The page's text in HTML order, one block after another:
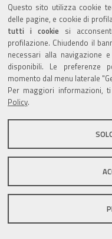
Questo sito utilizza cookie
delle pagine, e cookie di
tutti i cookiesi
profilazione. Chiudendo il
necessari alla navigazione
disponibili. Le preferenze
momento dal menu laterale
Per maggiori informazioni,
Policy.
Sito istituzionale
Privacy policy|DPO